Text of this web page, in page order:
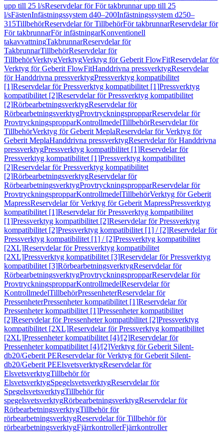
upp till 25 l/sReservdelar för För takbrunnar upp till 25
l/sFästenInfästningssystem d40–200Infästningssystem d250–
315TillbehörReservdelar för TillbehörFör takbrunnarReservdelar för
För takbrunnarFör infästningarKonventionell
takavvattningTakbrunnarReservdelar för
TakbrunnarTillbehörReservdelar för
TillbehörVerktygVerktygVerktyg för Geberit FlowFitReservdelar för
Verktyg för Geberit FlowFitHanddrivna pressverktygReservdelar
för Handdrivna pressverktygPressverktyg kompatibilitet
[1]Reservdelar för Pressverktyg kompatibilitet [1]Pressverktyg
kompatibilitet [2]Reservdelar för Pressverktyg kompatibilitet
[2]RörbearbetningsverktygReservdelar för
RörbearbetningsverktygProvtryckningspropparReservdelar för
ProvtryckningspropparKontrollmedelTillbehörReservdelar för
TillbehörVerktyg för Geberit MeplaReservdelar för Verktyg för
Geberit MeplaHanddrivna pressverktygReservdelar för Handdrivna
pressverktygPressverktyg kompatibilitet [1]Reservdelar för
Pressverktyg kompatibilitet [1]Pressverktyg kompatibilitet
[2]Reservdelar för Pressverktyg kompatibilitet
[2]RörbearbetningsverktygReservdelar för
RörbearbetningsverktygProvtryckningspropparReservdelar för
ProvtryckningspropparKontrollmedelTillbehörVerktyg för Geberit
MapressReservdelar för Verktyg för Geberit MapressPressverktyg
kompatibilitet [1]Reservdelar för Pressverktyg kompatibilitet
[1]Pressverktyg kompatibilitet [2]Reservdelar för Pressverktyg
kompatibilitet [2]Pressverktyg kompatibilitet [1] / [2]Reservdelar för
Pressverktyg kompatibilitet [1] / [2]Pressverktyg kompatibilitet
[2XL]Reservdelar för Pressverktyg kompatibilitet
[2XL]Pressverktyg kompatibilitet [3]Reservdelar för Pressverktyg
kompatibilitet [3]RörbearbetningsverktygReservdelar för
RörbearbetningsverktygProvtryckningspropparReservdelar för
ProvtryckningspropparKontrollmedelReservdelar för
KontrollmedelTillbehörPressenheterReservdelar för
PressenheterPressenheter kompatibilitet [1]Reservdelar för
Pressenheter kompatibilitet [1]Pressenheter kompatibilitet
[2]Reservdelar för Pressenheter kompatibilitet [2]Pressverktyg
kompatibilitet [2XL]Reservdelar för Pressverktyg kompatibilitet
[2XL]Pressenheter kompatibilitet [4]/[2]Reservdelar för
Pressenheter kompatibilitet [4]/[2]Verktyg för Geberit Silent-
db20/Geberit PEReservdelar för Verktyg för Geberit Silent-
db20/Geberit PEElsvetsverktygReservdelar för
ElsvetsverktygTillbehör för
ElsvetsverktygSpegelsvetsverktygReservdelar för
SpegelsvetsverktygTillbehör för
spegelsvetsverktygRörbearbetningsverktygReservdelar för
RörbearbetningsverktygTillbehör för
rörbearbetningsverktygReservdelar för Tillbehör för
rörbearbetningsverktygFjärrkontrollerFjärrkontroller